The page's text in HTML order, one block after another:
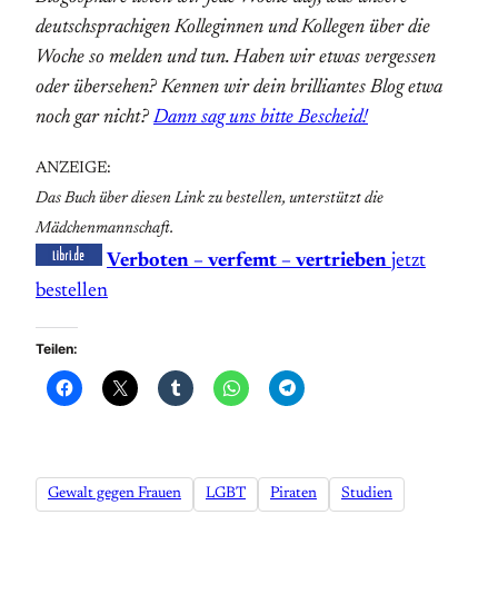
deutschsprachigen Kolleginnen und Kollegen über die
Woche so melden und tun. Haben wir etwas vergessen
oder übersehen? Kennen wir dein brilliantes Blog etwa
noch gar nicht?Dann sag uns bitte Bescheid!
ANZEIGE:
Das Buch über diesen Link zu bestellen, unterstützt die
Mädchenmannschaft.
Verboten – verfemt – vertrieben jetzt
bestellen
Teilen:
Gewalt gegen Frauen LGBT Piraten Studien